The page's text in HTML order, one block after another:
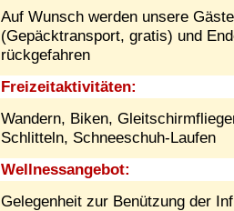
Auf Wunsch werden unsere
(Gepäcktransport, gratis) und
rückgefahren
Freizeitaktivitäten:
Wandern, Biken,
Schlitteln, Schneeschuh-Laufen
Wellnessangebot:
Gelegenheit zur Benützung der